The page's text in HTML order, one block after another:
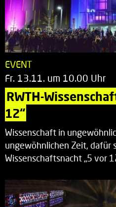
EVENT
Fr. 13.11. um 10.00 Uhr
RWTH-
12“
Wissenschaft in
ungewöhnlichen Zeit, dafür
Wissenschaftsnacht „5 vor